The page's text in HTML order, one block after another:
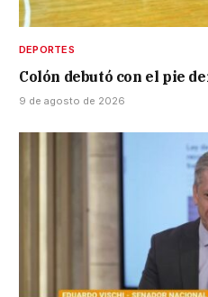
DEPORTES
Colón debutó con el pie
9 de agosto de 2026